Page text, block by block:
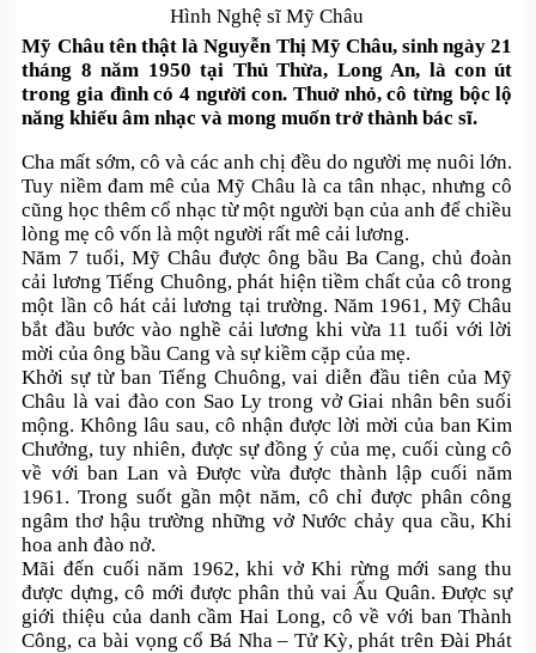
Hình Nghệ sĩ Mỹ Châu
Mỹ Châu tên thật là Nguyễn Thị Mỹ Châu, sinh ngày 21
tháng 8 năm 1950 tại Thủ Thừa, Long An, là con út
trong gia đình có 4 người con. Thuở nhỏ, cô từng bộc lộ
năng khiếu âm nhạc và mong muốn trở thành bác sĩ.
Cha mất sớm, cô và các anh chị đều do người mẹ nuôi lớn.
Tuy niềm đam mê của Mỹ Châu là ca tân nhạc, nhưng cô
cũng học thêm cổ nhạc từ một người bạn của anh để chiều
lòng mẹ cô vốn là một người rất mê cải lương.
Năm 7 tuổi, Mỹ Châu được ông bầu Ba Cang, chủ đoàn
cải lương Tiếng Chuông, phát hiện tiềm chất của cô trong
một lần cô hát cải lương tại trường. Năm 1961, Mỹ Châu
bắt đầu bước vào nghề cải lương khi vừa 11 tuổi với lời
mời của ông bầu Cang và sự kiềm cặp của mẹ.
Khởi sự từ ban Tiếng Chuông, vai diễn đầu tiên của Mỹ
Châu là vai đào con Sao Ly trong vở Giai nhân bên suối
mộng. Không lâu sau, cô nhận được lời mời của ban Kim
Chưởng, tuy nhiên, được sự đồng ý của mẹ, cuối cùng cô
về với ban Lan và Được vừa được thành lập cuối năm
1961. Trong suốt gần một năm, cô chỉ được phân công
ngâm thơ hậu trường những vở Nước chảy qua cầu, Khi
hoa anh đào nở.
Mãi đến cuối năm 1962, khi vở Khi rừng mới sang thu
được dựng, cô mới được phân thủ vai Ấu Quân. Được sự
giới thiệu của danh cầm Hai Long, cô về với ban Thành
Công, ca bài vọng cổ Bá Nha – Tử Kỳ, phát trên Đài Phát